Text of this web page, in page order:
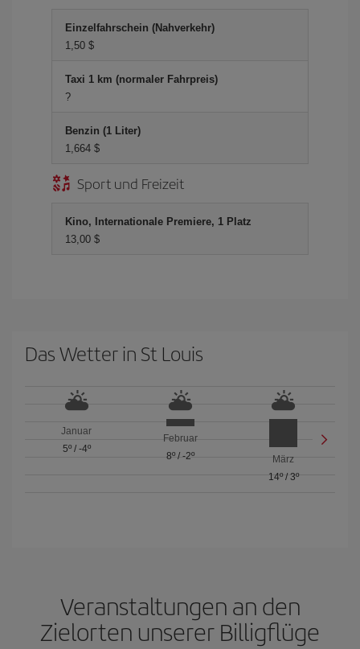
Einzelfahrschein (Nahverkehr)
1,50 $
Taxi 1 km (normaler Fahrpreis)
?
Benzin (1 Liter)
1,664 $
Sport und Freizeit
Kino, Internationale Premiere, 1 Platz
13,00 $
Das Wetter in St Louis
Januar
5º/ -4º
Februar
8º/ -2º
März
14º/ 3º
Veranstaltungen an den
Zielorten unserer Billigflüge